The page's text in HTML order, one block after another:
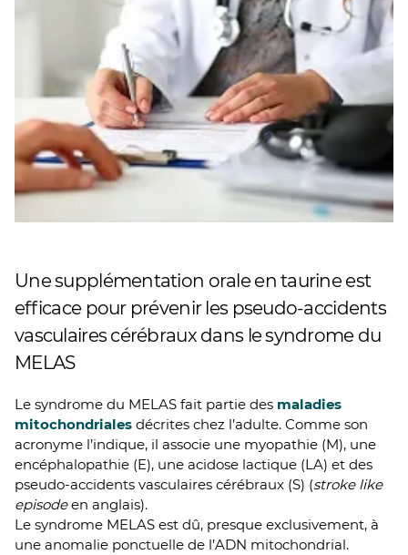
Une supplémentation orale en taurine est
efficace pour prévenir les pseudo-accidents
vasculaires cérébraux dans le syndrome du
MELAS
Le syndrome du MELAS fait partie des maladies
mitochondriales décrites chez l’adulte. Comme son
acronyme l’indique, il associe une myopathie (M), une
encéphalopathie (E), une acidose lactique (LA) et des
pseudo-accidents vasculaires cérébraux (S) (stroke like
episodeen anglais).
Le syndrome MELAS est dû, presque exclusivement, à
une anomalie ponctuelle de l’ADN mitochondrial.